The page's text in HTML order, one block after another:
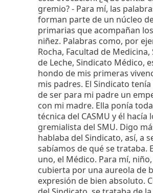
gremio? - Para mí, las
forman parte de un núcleo
primarias que acompañan
niñez. Palabras como, por
Rocha, Facultad de
de Leche, Sindicato Médico,
hondo de mis primeras
mis padres. El Sindicato
de ser para mi padre un
con mi madre. Ella ponía
técnica del CASMU y él hacía
gremialista del SMU. Digo
hablaba del Sindicato, así, a
sabíamos de qué se trataba.
uno, el Médico. Para mí,
cubierta por una aureola de
expresión de bien absoluto.